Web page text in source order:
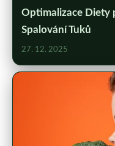
Optimalizace Diety
Spalování Tuků
27. 12. 2025